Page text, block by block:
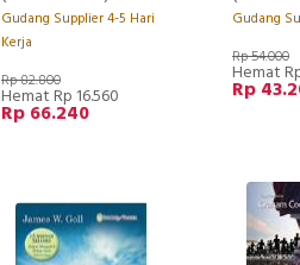
Gudang Supplier 4-5 Hari
Kerja
Rp 82.800
Hemat Rp 16.560
Rp 66.240
Gudang
Rp 54.000
Hemat
Rp